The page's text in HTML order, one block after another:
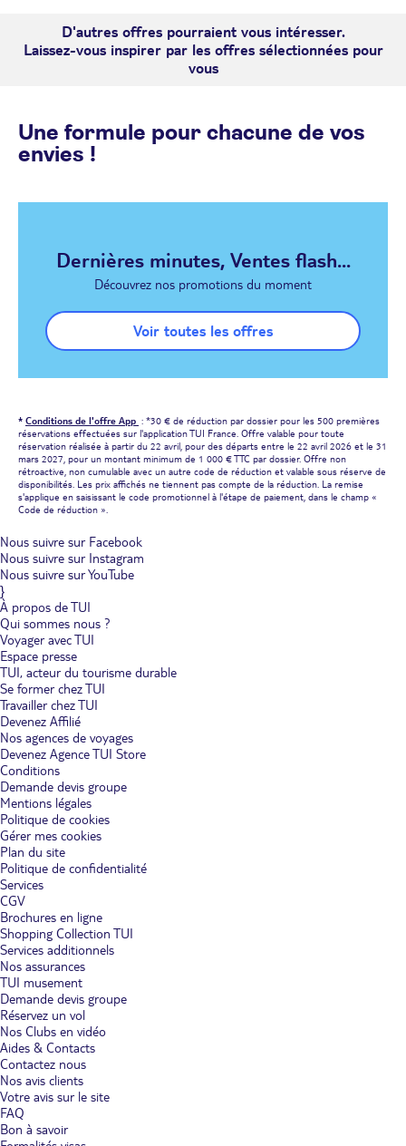
D'autres offres pourraient vous intéresser.
Laissez-vous inspirer par les offres sélectionnées pour
vous
Une formule pour chacune de vos
envies !
Dernières minutes, Ventes flash...
Découvrez nos promotions du moment
Voir toutes les offres
* Conditions de l'offre App : *30 € de réduction par dossier pour les 500 premières
réservations effectuées sur l'application TUI France. Offre valable pour toute
réservation réalisée à partir du 22 avril, pour des départs entre le 22 avril 2026 et le 31
mars 2027, pour un montant minimum de 1 000 € TTC par dossier. Offre non
rétroactive, non cumulable avec un autre code de réduction et valable sous réserve de
disponibilités. Les prix affichés ne tiennent pas compte de la réduction. La remise
s'applique en saisissant le code promotionnel à l'étape de paiement, dans le champ «
Code de réduction ».
Nous suivre sur Facebook
Nous suivre sur Instagram
Nous suivre sur YouTube
}
À propos de TUI
Qui sommes nous ?
Voyager avec TUI
Espace presse
TUI, acteur du tourisme durable
Se former chez TUI
Travailler chez TUI
Devenez Affilié
Nos agences de voyages
Devenez Agence TUI Store
Conditions
Demande devis groupe
Mentions légales
Politique de cookies
Gérer mes cookies
Plan du site
Politique de confidentialité
Services
CGV
Brochures en ligne
Shopping Collection TUI
Services additionnels
Nos assurances
TUI musement
Demande devis groupe
Réservez un vol
Nos Clubs en vidéo
Aides & Contacts
Contactez nous
Nos avis clients
Votre avis sur le site
FAQ
Bon à savoir